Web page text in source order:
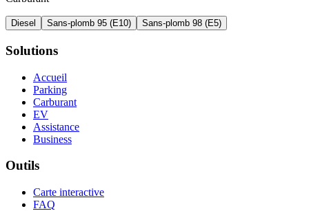
Diesel Sans-plomb 95 (E10) Sans-plomb 98 (E5)
Solutions
Accueil
Parking
Carburant
EV
Assistance
Business
Outils
Carte interactive
FAQ